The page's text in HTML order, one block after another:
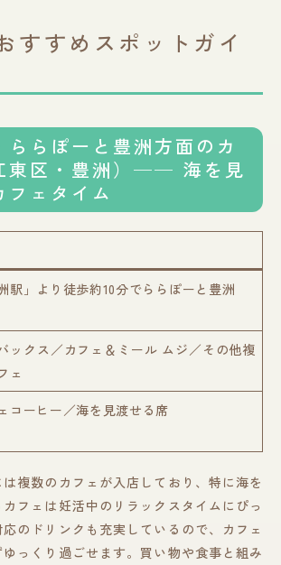
すすめスポットガイ
ららぽーと豊洲方面のカ
東区・豊洲）── 海を見
フェタイム
駅」より徒歩約10分でららぽーと豊洲
ックス／カフェ＆ミール ムジ／その他複
ェ
コーヒー／海を見渡せる席
複数のカフェが入店しており、特に海を
フェは妊活中のリラックスタイムにぴっ
のドリンクも充実しているので、カフェ
っくり過ごせます。買い物や食事と組み